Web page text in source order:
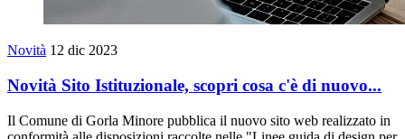
Novità 12 dic 2023
Novità Sito Istituzionale, scopri cosa c'è di nuovo...
Il Comune di Gorla Minore pubblica il nuovo sito web realizzato in